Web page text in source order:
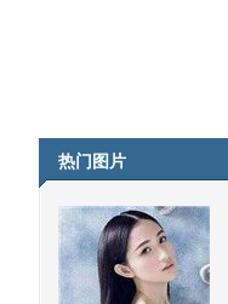
热门图片